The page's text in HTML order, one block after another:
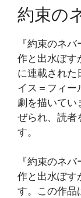
約束の
『約束のネ
作と出水ぽす
に連載された
イス＝フィー
劇を描いてい
ぜられ、読者
す。
『約束のネ
作と出水ぽす
す。この作